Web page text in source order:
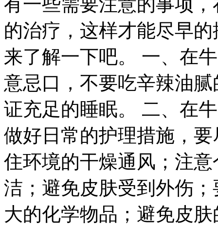
的治疗，这样才能尽早
来了解一下吧。 一、在
意忌口，不要吃辛辣油
证充足的睡眠。 二、在
做好日常的护理措施，
住环境的干燥通风；注
洁；避免皮肤受到外伤
大的化学物品；避免皮